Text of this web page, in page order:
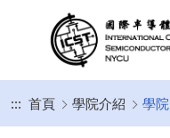
::: 首頁 學院介紹 學